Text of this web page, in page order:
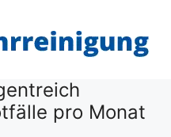
pro Monat